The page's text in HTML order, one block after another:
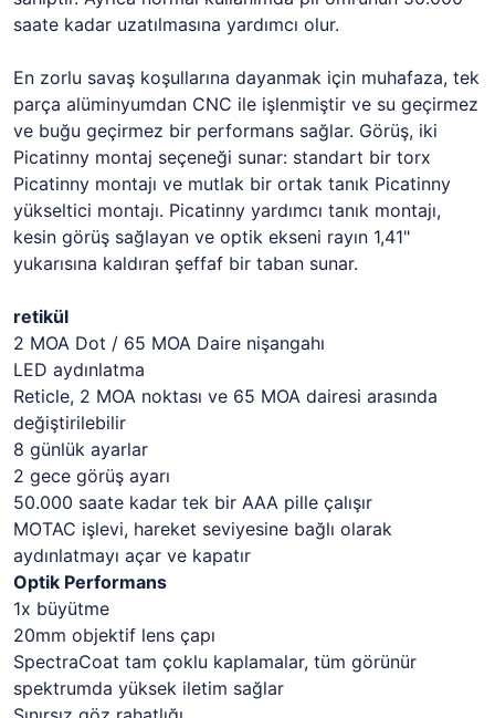
saate kadar uzatılmasına yardımcı olur.
En zorlu savaş koşullarına dayanmak için muhafaza, tek
parça alüminyumdan CNC ile işlenmiştir ve su geçirmez
ve buğu geçirmez bir performans sağlar. Görüş, iki
Picatinny montaj seçeneği sunar: standart bir torx
Picatinny montajı ve mutlak bir ortak tanık Picatinny
yükseltici montajı. Picatinny yardımcı tanık montajı,
kesin görüş sağlayan ve optik ekseni rayın 1,41"
yukarısına kaldıran şeffaf bir taban sunar.
retikül
2 MOA Dot / 65 MOA Daire nişangahı
LED aydınlatma
Reticle, 2 MOA noktası ve 65 MOA dairesi arasında
değiştirilebilir
8 günlük ayarlar
2 gece görüş ayarı
50.000 saate kadar tek bir AAA pille çalışır
MOTAC işlevi, hareket seviyesine bağlı olarak
aydınlatmayı açar ve kapatır
Optik Performans
1x büyütme
20mm objektif lens çapı
SpectraCoat tam çoklu kaplamalar, tüm görünür
spektrumda yüksek iletim sağlar